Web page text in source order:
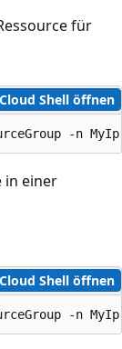
für
Cloud Shell öffnen
-n
in einer
Cloud Shell öffnen
-n